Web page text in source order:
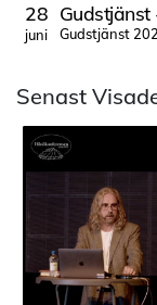
28
juni
Gudstjänst
Gudstjänst
Senast